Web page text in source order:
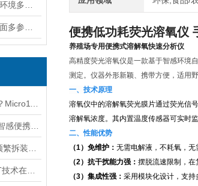
便携低功耗荧光溶氧仪
养殖场专用便携式溶解氧快速分析仪
高精度荧光溶氧仪是一款基于智感环境
测定。仪器外形新颖、携带方便，适用
一、技术原理
溶氧仪中的溶解氧荧光膜片通过荧光信号
溶解氧浓度。其内置温度传感器可实时
二、性能优势
（1）免维护： 无需电解液，不耗氧，无
（2）抗干扰能力强： 摆脱流速限制，
（3）集成性强： 采用模块化设计，支